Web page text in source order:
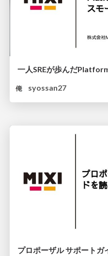
syossan27
プロポーザル サポートガ